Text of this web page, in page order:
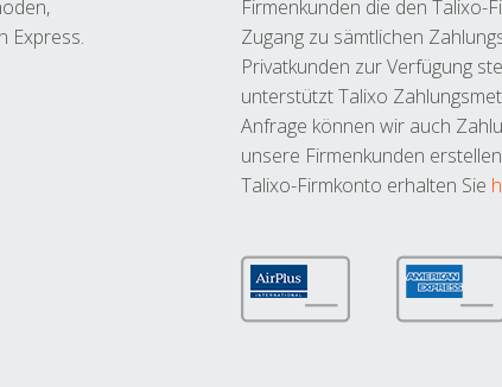
Express.
Firmenkunden die den Talixo-
Zugang zu sämtlichen
Privatkunden zur Verfügung
unterstützt Talixo
Anfrage können wir auch
unsere Firmenkunden
Talixo-Firmkonto erhalten Sie